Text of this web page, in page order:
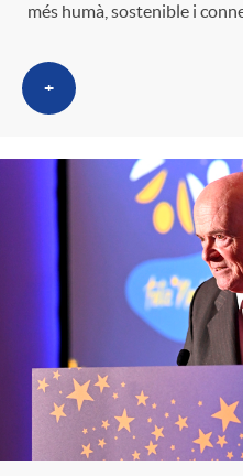
més humà, sostenible i
+